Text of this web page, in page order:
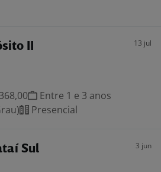
II 13 jul
Entre 1 e 3 anos
Presencial
Sul 3 jun